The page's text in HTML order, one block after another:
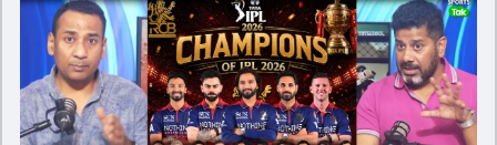
गेंद को बाउंड्री के काफी पार मारने की क्षमता रखता है। वहीं, इंग्लैंड के पूर्व कप्तान
ने कहा कि टूर्नामेंट जीतने वाली टीम के अलावा इस सीजन की सबसे बड़ी बात इस
युवा खिलाड़ी का प्रदर्शन रहा है, जिसे देखने के लिए स्टेडियम में भारी भीड़ उमड़ती
थी। शानदार प्रदर्शन के बाद इस युवा खिलाड़ी को श्रीलंका में होने वाली
त्रिकोणीय सीरीज के लिए इंडिया ए टीम में भी शामिल कर लिया गया है।